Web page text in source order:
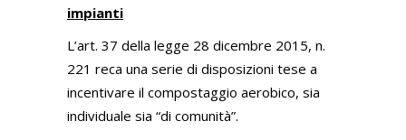
impianti
L’art. 37 della legge 28 dicembre 2015, n.
221 reca una serie di disposizioni tese a
incentivare il compostaggio aerobico, sia
individuale sia “di comunità”.